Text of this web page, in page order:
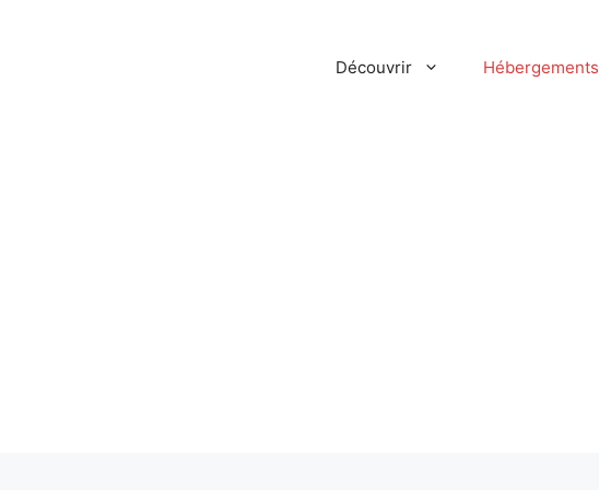
Découvrir Hébergements